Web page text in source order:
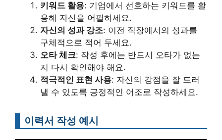
키워드 활용: 기업에서 선호하는 키워드를 활
용해 자신을 어필하세요.
자신의 성과 강조: 이전 직장에서의 성과를
구체적으로 적어 두세요.
오타 체크: 작성 후에는 반드시 오타가 없는
지 다시 확인해야 해요.
적극적인 표현 사용: 자신의 강점을 잘 드러
낼 수 있도록 긍정적인 어조로 작성하세요.
이력서 작성 예시